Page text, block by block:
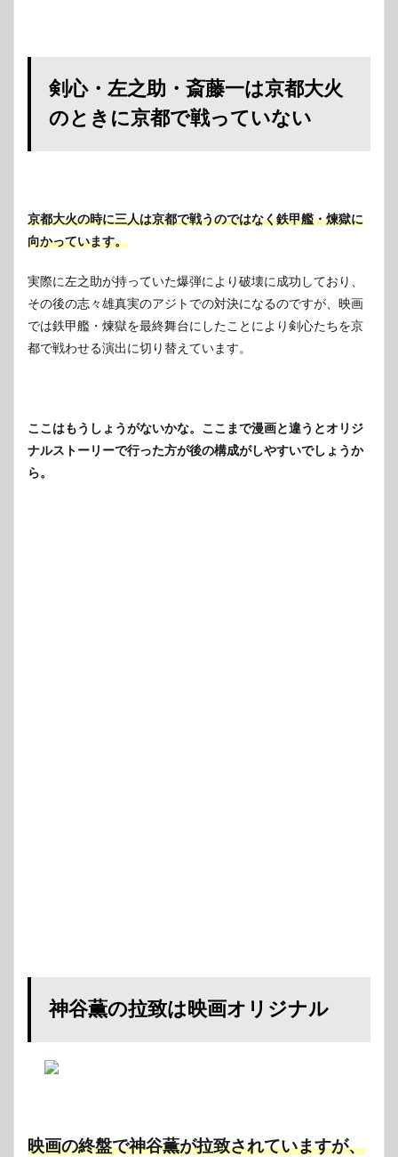
剣心・左之助・斎藤一は京都大火
のときに京都で戦っていない
京都大火の時に三人は京都で戦うのではなく鉄甲艦・煉獄に
向かっています。
実際に左之助が持っていた爆弾により破壊に成功しており、
その後の志々雄真実のアジトでの対決になるのですが、映画
では鉄甲艦・煉獄を最終舞台にしたことにより剣心たちを京
都で戦わせる演出に切り替えています。
ここはもうしょうがないかな。 ここまで漫画と違うとオリジ
ナルストーリーで行った方が後の構成がしやすいでしょうか
ら。
神谷薫の拉致は映画オリジナル
映画の終盤で神谷薫が拉致されていますが、